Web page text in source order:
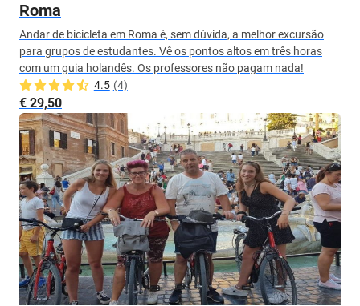
Roma
Andar de bicicleta em Roma é, sem dúvida, a melhor excursão
para grupos de estudantes. Vê os pontos altos em três horas
com um guia holandês. Os professores não pagam nada!
4.5 (4)
€ 29,50